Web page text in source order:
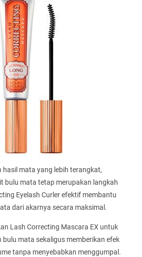
hasil mata yang lebih terangkat,
bulu mata tetap merupakan langkah
Eyelash Curler efektif membantu
dari akarnya secara maksimal.
Lash Correcting Mascara EX untuk
bulu mata sekaligus memberikan efek
tanpa menyebabkan menggumpal.